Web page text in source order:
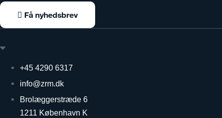
Få nyhedsbrev
+45 4290 6317
info@zrm.dk
Brolæggerstræde 6
1211 København K